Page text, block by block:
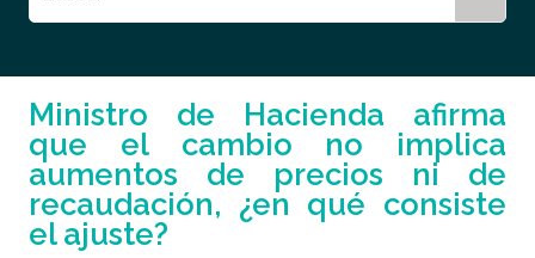
Ministro de Hacienda afirma
que el cambio no implica
aumentos de precios ni de
recaudación, ¿en qué consiste
el ajuste?